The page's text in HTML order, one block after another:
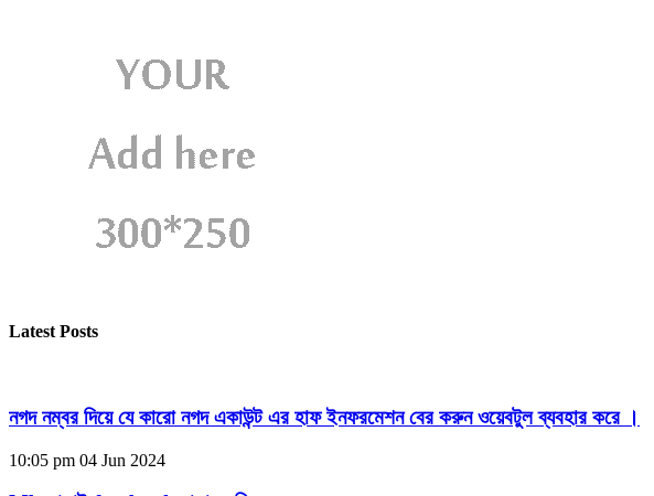
Latest Posts
নগদ নম্বর দিয়ে যে কারো নগদ একাউন্ট এর হাফ ইনফরমেশন বের করুন ওয়েবটুল ব্যবহার করে ।
10:05 pm 04 Jun 2024